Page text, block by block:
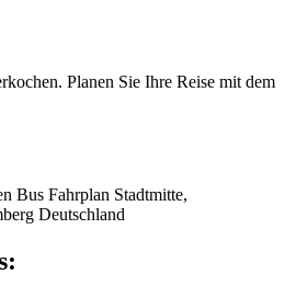
Planen Sie Ihre Reise mit dem
Bus Fahrplan Stadtmitte,
Deutschland